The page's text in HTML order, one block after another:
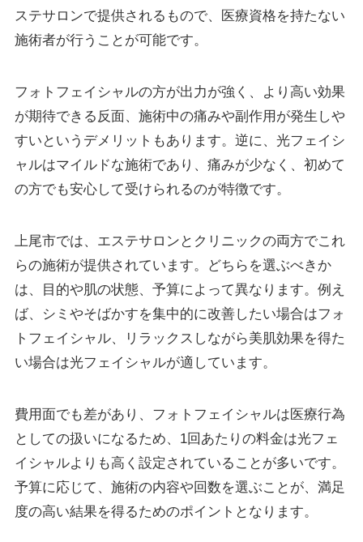
ステサロンで提供されるもので、医療資格を持たない
施術者が行うことが可能です。
フォトフェイシャルの方が出力が強く、より高い効果
が期待できる反面、施術中の痛みや副作用が発生しや
すいというデメリットもあります。逆に、光フェイシ
ャルはマイルドな施術であり、痛みが少なく、初めて
の方でも安心して受けられるのが特徴です。
上尾市では、エステサロンとクリニックの両方でこれ
らの施術が提供されています。どちらを選ぶべきか
は、目的や肌の状態、予算によって異なります。例え
ば、シミやそばかすを集中的に改善したい場合はフォ
トフェイシャル、リラックスしながら美肌効果を得た
い場合は光フェイシャルが適しています。
費用面でも差があり、フォトフェイシャルは医療行為
としての扱いになるため、1回あたりの料金は光フェ
イシャルよりも高く設定されていることが多いです。
予算に応じて、施術の内容や回数を選ぶことが、満足
度の高い結果を得るためのポイントとなります。